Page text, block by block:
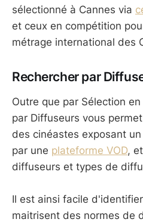
sélectionné à Cannes via
et ceux en compétition
métrage international des
Rechercher par
Outre que par Sélection
par Diffuseurs vous
des cinéastes exposant
par une plateforme VOD,
diffuseurs et types de
Il est ainsi facile
maitrisent des normes de